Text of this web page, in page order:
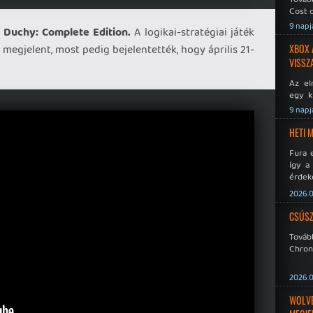
Complete Edition. A logikai-stratégiai játék
most pedig bejelentették, hogy április 21-
Cost
9
XBOX
Az
egy
9
HETI
Fura
így a
a